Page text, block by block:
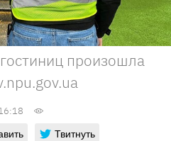
произошла
Твитнуть